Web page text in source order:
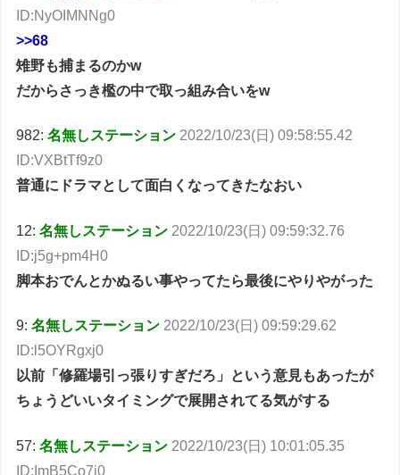
ID:NyOIMNNg0
>>68
雉野も捕まるのかw
だからさっき檻の中で取っ組み合いをw
982:名無しステーション 2022/10/23(日) 09:58:55.42
ID:VXBtTf9z0
普通にドラマとして面白くなってきたなおい
12:名無しステーション 2022/10/23(日) 09:59:32.76
ID:j5g+pm4H0
脚本おでんとかぬるい事やってたら最後にやりやがった
9:名無しステーション 2022/10/23(日) 09:59:29.62
ID:l5OYRgxj0
以前「修羅場引っ張りすぎだろ」という意見もあったが
ちょうどいいタイミングで展開されてる気がする
57:名無しステーション 2022/10/23(日) 10:01:05.35
ID:ImB5Co7j0